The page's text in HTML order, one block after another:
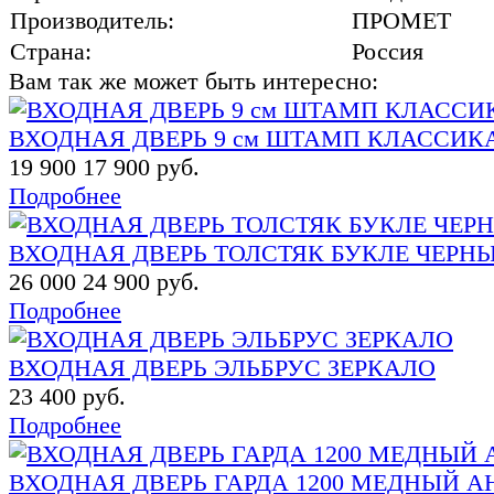
Производитель:
ПРОМЕТ
Страна:
Россия
Вам так же может быть интересно:
ВХОДНАЯ ДВЕРЬ 9 см ШТАМП
19 900 17 900 руб.
Подробнее
ВХОДНАЯ ДВЕРЬ ТОЛСТЯК БУКЛЕ
26 000 24 900 руб.
Подробнее
ВХОДНАЯ ДВЕРЬ ЭЛЬБРУС ЗЕРКАЛО
23 400 руб.
Подробнее
ВХОДНАЯ ДВЕРЬ ГАРДА 1200 МЕДНЫЙ